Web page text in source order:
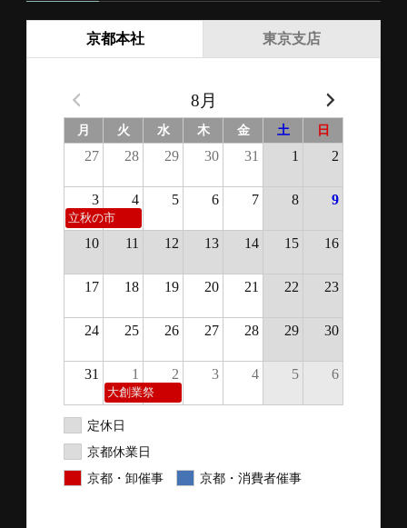
京都本社
8月
月 火 水 木 金 土 日
27 28 29 30 31 1 2
3 4 5 6 7 8 9
立秋の市
10 11 12 13 14 15 16
17 18 19 20 21 22 23
24 25 26 27 28 29 30
31 1 2 3 4 5 6
大創業祭
定休日
京都休業日
京都・卸催事
京都・消費者催事
東京支店